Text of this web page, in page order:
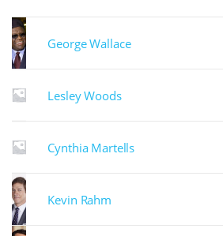
George Wallace
Lesley Woods
Cynthia Martells
Kevin Rahm